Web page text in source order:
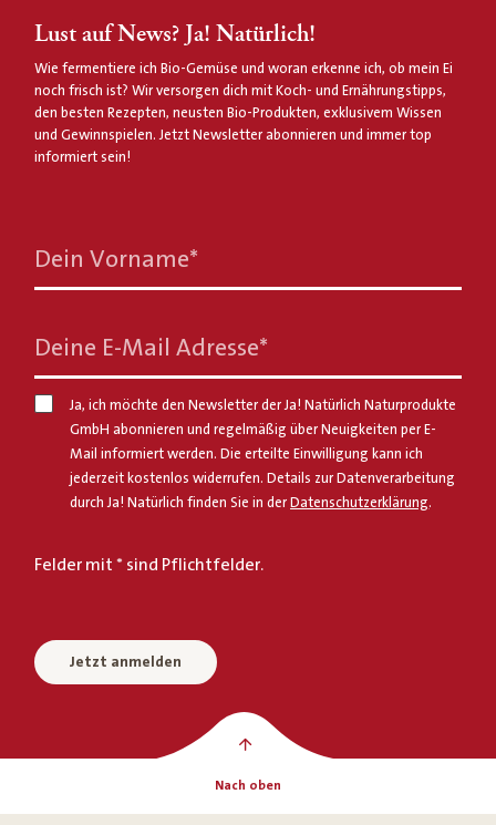
Lust auf News? Ja! Natürlich!
Wie fermentiere ich Bio-Gemüse und woran erkenne ich, ob mein Ei
noch frisch ist? Wir versorgen dich mit Koch- und Ernährungstipps,
den besten Rezepten, neusten Bio-Produkten, exklusivem Wissen
und Gewinnspielen. Jetzt Newsletter abonnieren und immer top
informiert sein!
Dein Vorname*
Deine E-Mail Adresse*
Ja, ich möchte den Newsletter der Ja! Natürlich Naturprodukte
GmbH abonnieren und regelmäßig über Neuigkeiten per E-
Mail informiert werden. Die erteilte Einwilligung kann ich
jederzeit kostenlos widerrufen. Details zur Datenverarbeitung
durch Ja! Natürlich finden Sie in derDatenschutzerklärung.
Felder mit * sind Pflichtfelder.
Jetzt anmelden
Nach oben